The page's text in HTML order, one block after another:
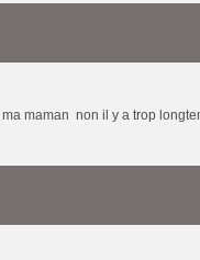
maman non il y a trop